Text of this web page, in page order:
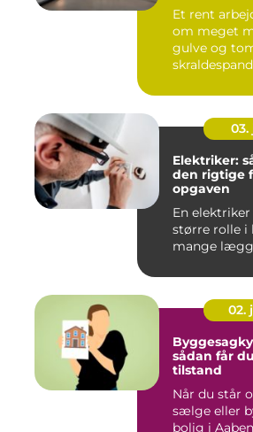
Et rent
om meget
gulve og
03.
Elektriker:
den rigtige
opgaven
En
større rolle i
mange
02.
sådan får
tilstand
Når du står
sælge eller
bolig i